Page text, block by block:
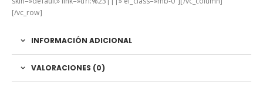
[/vc_row]
INFORMACIÓN ADICIONAL
VALORACIONES (0)